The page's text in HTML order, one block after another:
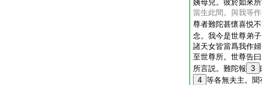
姨母兒。彼於如來
當生此間。與我等
尊者難陀甚懷喜悦
念。我今是世尊弟
諸天女皆當爲我作
至世尊所。世尊告
所言説。難陀報 3
4 等各無夫主。